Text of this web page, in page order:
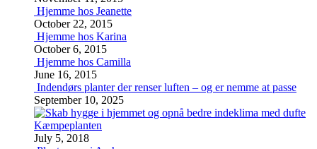
Hjemme hos Jeanette
October 22, 2015
Hjemme hos Karina
October 6, 2015
Hjemme hos Camilla
June 16, 2015
Indendørs planter der renser luften – og er nemme at passe
September 10, 2025
Kæmpeplanten
July 5, 2018